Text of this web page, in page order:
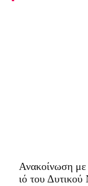
Ανακοίνωση
ιό του